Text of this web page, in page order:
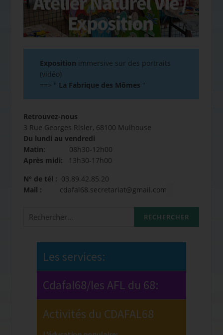
Exposition immersive sur des portraits
(vidéo)
==> " La Fabrique des Mômes "
Retrouvez-nous
3 Rue Georges Risler, 68100 Mulhouse
Du lundi au vendredi
Matin: 08h30-12h00
Après midi: 13h30-17h00
N° de tél : 03.89.42.85.20
Mail : cdafal68.secretariat@gmail.com